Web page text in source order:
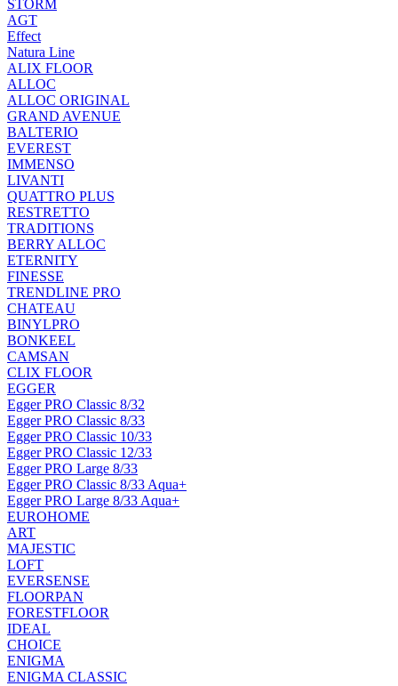
STORM
AGT
Effect
Natura Line
ALIX FLOOR
ALLOC
ALLOC ORIGINAL
GRAND AVENUE
BALTERIO
EVEREST
IMMENSO
LIVANTI
QUATTRO PLUS
RESTRETTO
TRADITIONS
BERRY ALLOC
ETERNITY
FINESSE
TRENDLINE PRO
CHATEAU
BINYLPRO
BONKEEL
CAMSAN
CLIX FLOOR
EGGER
Egger PRO Classic 8/32
Egger PRO Classic 8/33
Egger PRO Classic 10/33
Egger PRO Classic 12/33
Egger PRO Large 8/33
Egger PRO Classic 8/33 Aqua+
Egger PRO Large 8/33 Aqua+
EUROHOME
ART
MAJESTIC
LOFT
EVERSENSE
FLOORPAN
FORESTFLOOR
IDEAL
CHOICE
ENIGMA
ENIGMA CLASSIC